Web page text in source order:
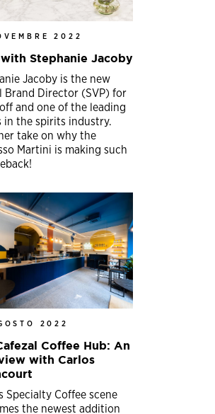
2022
Stephanie Jacoby
Jacoby is the new
Brand Director (SVP) for
and one of the leading
in the spirits industry.
take on why the
Martini is making such
2022
Coffee Hub: An
with Carlos
Specialty Coffee scene
the newest addition